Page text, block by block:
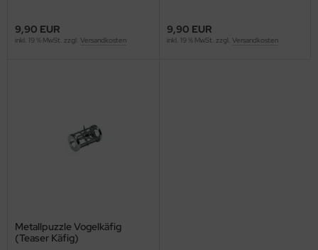
9,90 EUR
inkl. 19 % MwSt. zzgl. Versandkosten
9,90 EUR
inkl. 19 % MwSt. zzgl. Versandkosten
Metallpuzzle Vogelkäfig
(Teaser Käfig)